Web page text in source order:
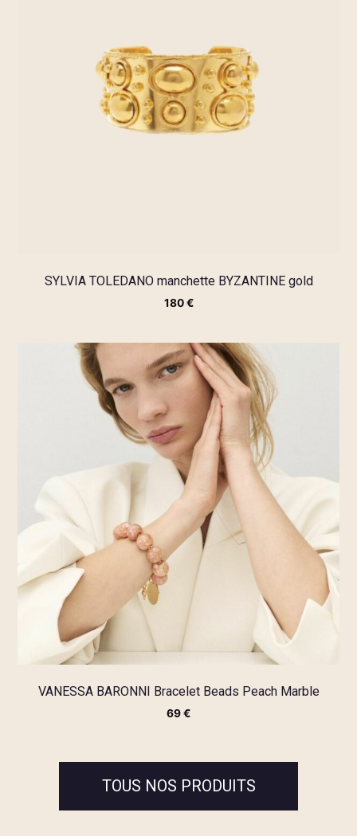
SYLVIA TOLEDANO manchette BYZANTINE gold
180€
VANESSA BARONNI Bracelet Beads Peach Marble
69€
TOUS NOS PRODUITS